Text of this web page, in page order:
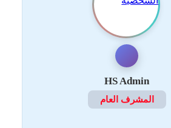
HS Admin
المشرف العام